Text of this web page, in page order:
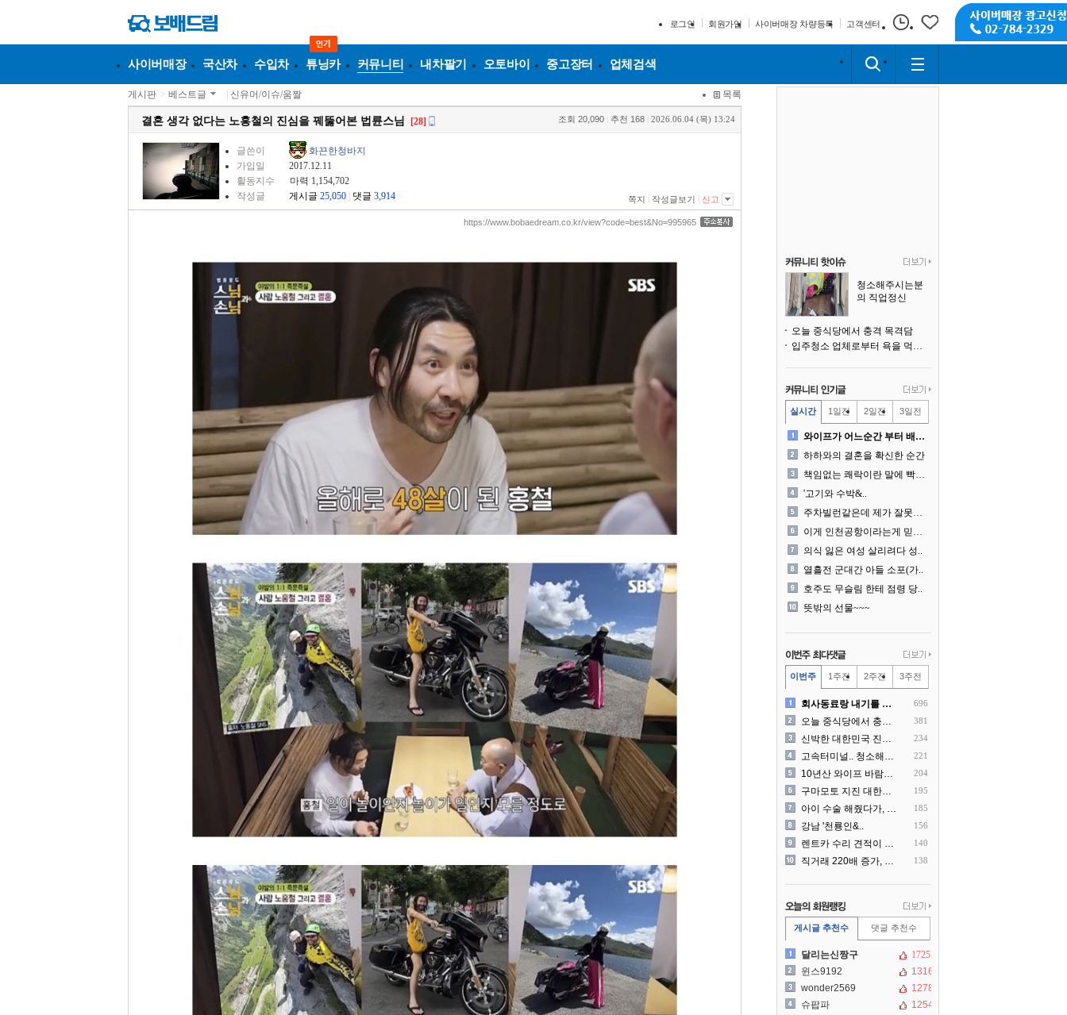
로그인 회원가입 사이버매장 차량등록 고객센터
사이버매장 국산차 수입차 튜닝카 커뮤니티 내차팔기 오토바이 중고장터 업체검색
게시판 > 베스트글 신유머/이슈/움짤 목록
결혼 생각 없다는 노홍철의 진심을 꿰뚫어본 법륜스님 [28] 조회 20,090 추천 168 2026.06.04 (목) 13:24
글쓴이
화끈한청바지
가입일
2017.12.11
활동지수
마력 1,154,702
작성글
게시글 25,050 댓글 3,914 쪽지 작성글보기 신고
https://www.bobaedream.co.kr/view?code=best&No=995965
청소해주시는분
의 직업정신
오늘 중식당에서 충격 목격담
입주청소 업체로부터 욕을 먹고 있습니다
실시간 1일전 2일전 3일전
와이프가 어느순간 부터 배달..
하하와의 결혼을 확신한 순간
책임없는 쾌락이란 말에 빡친..
'고기와 수박&..
주차빌런같은데 제가 잘못한건..
이게 인천공항이라는게 믿겨지..
의식 잃은 여성 살리려다 성..
열흘전 군대간 아들 소포(가..
호주도 무슬림 한테 점령 당..
뜻밖의 선물~~~
이번주 1주전 2주전 3주전
회사동료랑 내기를 했습니다 696
오늘 중식당에서 충격 목격담 381
신박한 대한민국 진상 근황 234
고속터미널.. 청소해주시는.. 221
10년산 와이프 바람나서 이.. 204
구마모토 지진 대한항공 생수.. 195
아이 수술 해줬다가, 부모에.. 185
강남 '천룡인&.. 156
렌트카 수리 견적이 과한 것.. 140
직거래 220배 증가, 공인.. 138
게시글 추천수 댓글 추천수
달리는신짱구
1725
윈스9192
1316
wonder2569
1278
슈팝파
1254